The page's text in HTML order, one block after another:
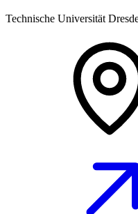
Technische Universität